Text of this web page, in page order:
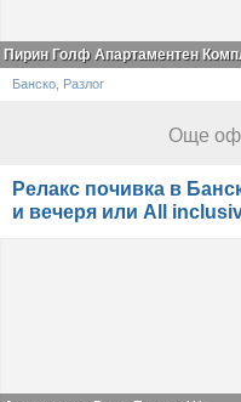
Пирин Голф Апартаментен
Банско, Разлог
Още
Релакс почивка в
и вечеря или All